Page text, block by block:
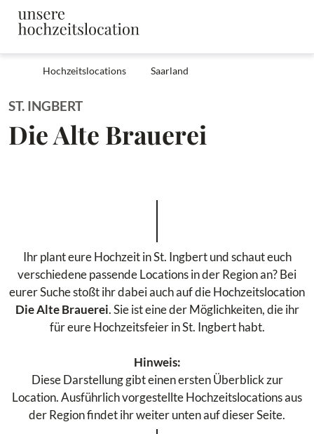
Hochzeitslocations Saarland
ST. INGBERT
Die Alte Brauerei
Ihr plant eure Hochzeit in St. Ingbert und schaut euch
verschiedene passende Locations in der Region an? Bei
eurer Suche stoßt ihr dabei auch auf die Hochzeitslocation
Die Alte Brauerei. Sie ist eine der Möglichkeiten, die ihr
für eure Hochzeitsfeier in St. Ingbert habt.
Hinweis:
Diese Darstellung gibt einen ersten Überblick zur
Location. Ausführlich vorgestellte Hochzeitslocations aus
der Region findet ihr weiter unten auf dieser Seite.